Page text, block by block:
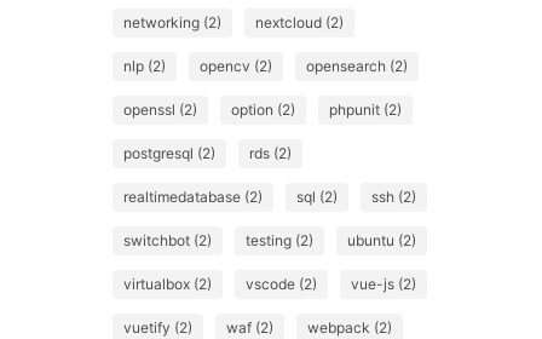
networking (2) nextcloud (2)
nlp (2) opencv (2) opensearch (2)
openssl (2) option (2) phpunit (2)
postgresql (2) rds (2)
realtimedatabase (2) sql (2) ssh (2)
switchbot (2) testing (2) ubuntu (2)
virtualbox (2) vscode (2) vue-js (2)
vuetify (2) waf (2) webpack (2)